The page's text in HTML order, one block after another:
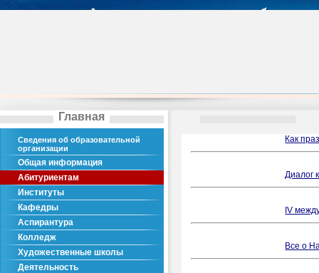
Главная
Сведения об образовательной
организации
Общая информация
Абитуриентам
Институты
Кафедры
Аспирантура
Колледж
Художественные школы
Деятельность
Как
Диалог
IV
Все о